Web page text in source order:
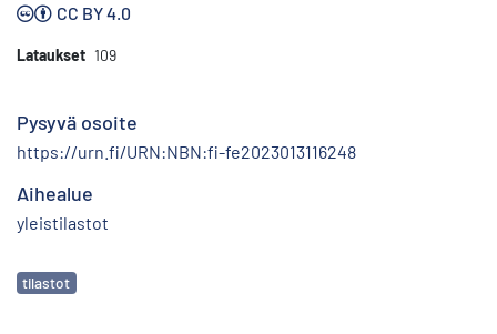
CC BY 4.0
Lataukset 109
Pysyvä osoite
https://urn.fi/URN:NBN:fi-fe2023013116248
Aihealue
yleistilastot
Avainsanat
tilastot